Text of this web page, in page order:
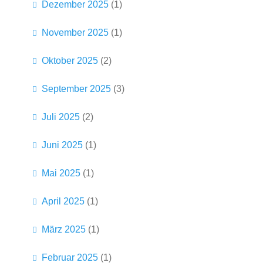
Dezember 2025 (1)
November 2025 (1)
Oktober 2025 (2)
September 2025 (3)
Juli 2025 (2)
Juni 2025 (1)
Mai 2025 (1)
April 2025 (1)
März 2025 (1)
Februar 2025 (1)